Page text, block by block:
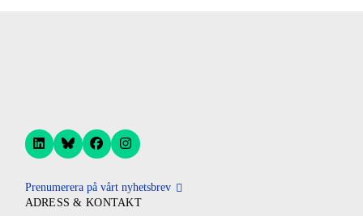
Prenumerera på vårt nyhetsbrev
ADRESS & KONTAKT